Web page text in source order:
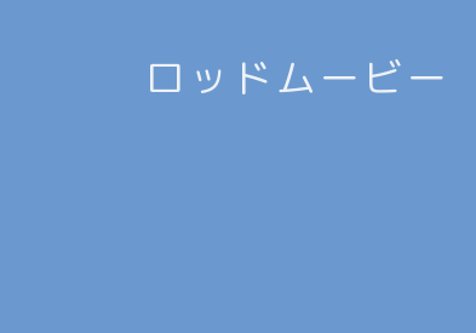
ロッドムービー